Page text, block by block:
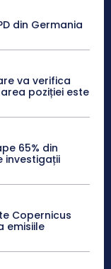
din Germania
va verifica
poziției este
65% din
investigații
Copernicus
emisiile